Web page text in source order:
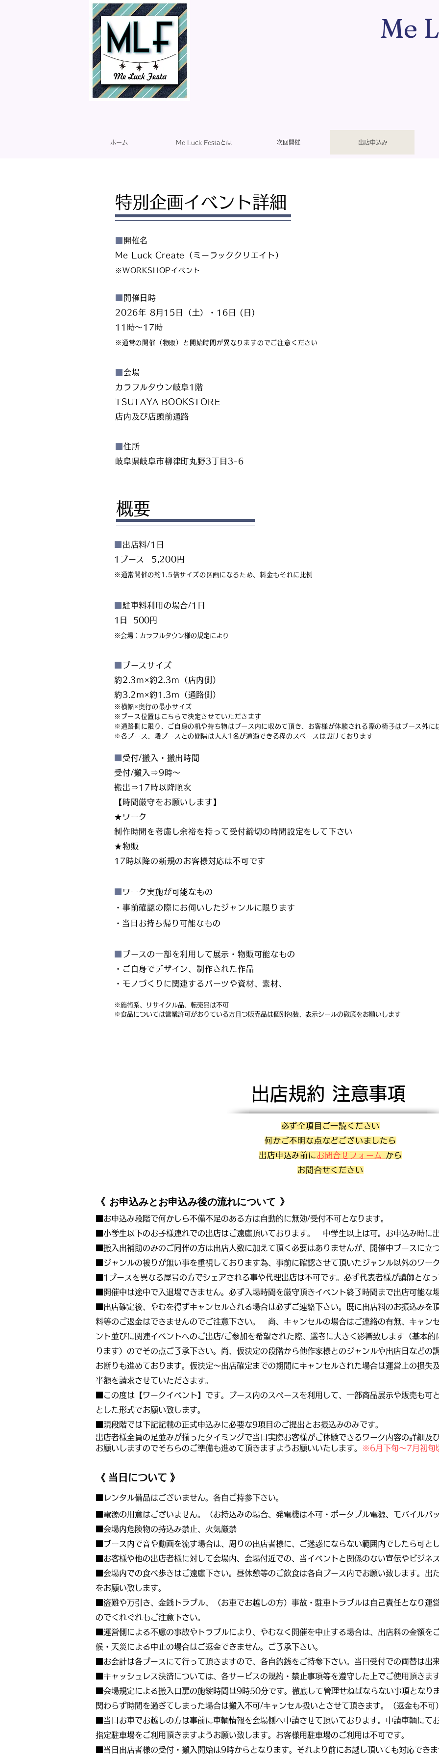
Me
ホーム Me Luck Festaとは 次回開催 出店申込み
特別企画イベント詳細
開催名
Me Luck Create（ミーラッククリエイト）
※WORKSHOPイベント
開催日時
2026年 8月15日（土）・16日 (日)
11時～17時
​※通常の開催（物販）と開始時間が異なりますのでご注意ください
会場
カラフルタウン岐阜1階
TSUTAYA BOOKSTORE
店内及び店頭前通路
住所
岐阜県岐阜市柳津町丸野3丁目3-6
概要
出店料/1日
1ブース 5,200円
※通常開催の約1.5倍サイズの区画になるため、料金もそれに比例
駐車料利用の場合/1日
1日 500円
※会場：カラフルタウン様の規定により
ブースサイズ
約2.3m×約2.3m（店内側）
約3.2ｍ×約1.3ｍ（通路側）
※横幅×奥行の最小サイズ
※ブース位置はこちらで決定させていただきます
※通路側に限り、ご自身の机や持ち物はブース内に収めて頂き、お客様が体験される際の椅子はブース外に
※各ブース、隣ブースとの間隔は大人1名が通過できる程のスペースは設けております
受付/搬入・搬出時間
受付/搬入⇒9時～
搬出⇒17時以降順次
【時間厳守をお願いします】
★ワーク
制作時間を考慮し余裕を持って受付締切の時間設定をして下さい
★物販
17時以降の新規のお客様対応は不可です​
ワーク実施が可能なもの
・事前確認の際にお伺いしたジャンルに限ります
​・当日お持ち帰り可能なもの
ブースの一部を利用して展示・物販可能なもの
・ご自身でデザイン、制作された作品
・モノづくりに関連するパーツや資材、素材、
※施術系、リサイクル品、転売品は不可
※食品については営業許可がおりている方且つ販売品は個別包装、表示シールの徹底をお願いします
出店規約 注意事項
必ず全項目ご一読ください
何かご不明な点などございましたら
出店申込み前にお問合せフォーム から
お問合せください
​《 お申込みとお申込み後の流れについて 》
■お申込み段階で何かしら不備不足のある方は自動的に無効/受付不可となります。
■小学生以下のお子様連れでの出店はご遠慮頂いております。 中学生以上は可。お申込み時に
■搬入出補助のみのご同伴の方は出店人数に加えて頂く必要はありませんが、開催中ブースに立
■ジャンルの被りが無い事を重視しております為、事前に確認させて頂いたジャンル以外のワー
■1ブースを異なる屋号の方でシェアされる事や代理出店は不可です。必ず代表者様が講師となっ
■開催中は途中で入退場できません。必ず入場時間を厳守頂きイベント終了時間まで出店可能な
■出店確定後、やむを得ずキャンセルされる場合は必ずご連絡下さい。既に出店料のお振込みを
料等のご返金はできませんのでご注意下さい。 尚、キャンセルの場合はご連絡の有無、キャン
ント並びに関連イベントへのご出店/ご参加を希望された際、選考に大きく影響致します（基本
ります）のでその点ご了承下さい。尚、仮決定の段階から他作家様とのジャンルや出店日などの
お断りも進めております。仮決定～出店確定までの期間にキャンセルされた場合は運営上の損失
半額を請求させていただきます。
■この度は【ワークイベント】です。ブース内のスペースを利用して、一部商品展示や販売も可
とした形式でお願い致します。
■現段階では下記記載の正式申込みに必要な9項目のご提出とお振込みのみです。
出店者様全員の足並みが揃ったタイミングで当日実際お客様がご体験できるワーク内容の詳細及
お願いしますのでそちらのご準備も進めて頂きますようお願いいたします。
※6月下旬～7月初旬
《 当日について 》
■レンタル備品はございません。各自ご持参下さい。
■電源の用意はございません。（お持込みの場合、発電機は不可・ポータブル電源、モバイルバ
■会場内危険物の持込み禁止、火気厳禁
■ブース内で音や動画を流す場合は、周りの出店者様に、ご迷惑にならない範囲内でしたら可とし
■お客様や他の出店者様に対して会場内、会場付近での、当イベントと関係のない宣伝やビジネ
■会場内での食べ歩きはご遠慮下さい。昼休憩等のご飲食は各自ブース内でお願い致します。出
をお願い致します。
■盗難や万引き、金銭トラブル、（お車でお越しの方）事故・駐車トラブルは自己責任となり運
のでくれぐれもご注意下さい。
■運営側による不慮の事故やトラブルにより、やむなく開催を中止する場合は、出店料の金額を
候・天災による中止の場合はご返金できません。ご了承下さい。
■お会計は各ブースにて行って頂きますので、各自釣銭をご持参下さい。当日受付での両替は出
■キャッシュレス決済については、各サービスの規約・禁止事項等を遵守した上でご使用頂きま
■会場規定による搬入口扉の施錠時間は9時50分です。徹底して管理せねばならない事項となり
関わらず時間を過ぎてしまった場合は搬入不可/キャンセル扱いとさせて頂きます。（返金も不可）
■当日お車でお越しの方は事前に車輌情報を会場側へ申請させて頂いております。申請車輌にて
指定駐車場をご利用頂きますようお願い致します。お客様用駐車場のご利用は不可です。
■当日出店者様の受付・搬入開始は9時からとなります。それより前にお越し頂いても対応できま